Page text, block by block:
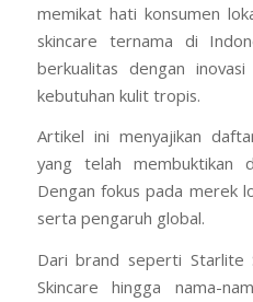
memikat hati konsumen
skincare ternama di
berkualitas dengan
kebutuhan kulit tropis.
Artikel ini menyajikan
yang telah membuktikan
Dengan fokus pada merek
serta pengaruh global.
Dari brand seperti Starlite
Skincare hingga nama-